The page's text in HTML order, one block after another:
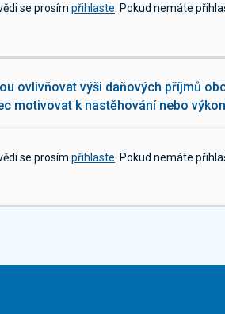
se prosím přihlaste . Pokud nemáte
ovlivňovat výši daňových příjmů
motivovat k nastěhování nebo
se prosím přihlaste . Pokud nemáte